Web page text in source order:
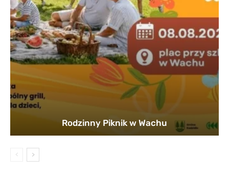
Rodzinny Piknik w Wachu